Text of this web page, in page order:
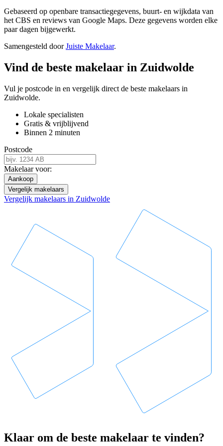
Gebaseerd op openbare transactiegegevens, buurt- en wijkdata van
het CBS en reviews van Google Maps. Deze gegevens worden elke
paar dagen bijgewerkt.
Samengesteld doorJuiste Makelaar.
Vind de beste makelaar in Zuidwolde
Vul je postcode in en vergelijk direct de beste makelaars in
Zuidwolde.
Lokale specialisten
Gratis & vrijblijvend
Binnen 2 minuten
Postcode
Makelaar voor:
Aankoop
Vergelijk makelaars
Vergelijk makelaars in Zuidwolde
Klaar om de beste makelaar te vinden?